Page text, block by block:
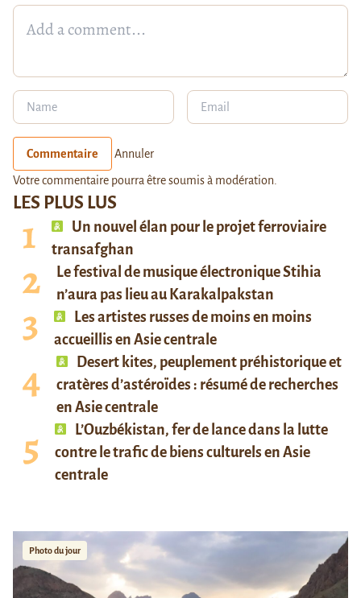
LES PLUS LUS
Un nouvel élan pour le projet ferroviaire
transafghan
Le festival de musique électronique Stihia
n’aura pas lieu au Karakalpakstan
Les artistes russes de moins en moins
accueillis en Asie centrale
Desert kites, peuplement préhistorique et
cratères d’astéroïdes : résumé de recherches
en Asie centrale
L’Ouzbékistan, fer de lance dans la lutte
contre le trafic de biens culturels en Asie
centrale
Photo du jour
Commentaire Annuler
Votre commentaire pourra être soumis à modération.